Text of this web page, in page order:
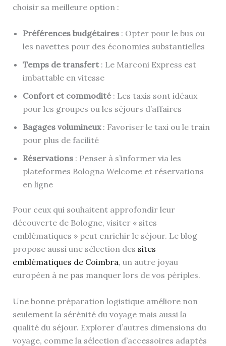
choisir sa meilleure option :
Préférences budgétaires: Opter pour le bus ou
les navettes pour des économies substantielles
Temps de transfert: Le Marconi Express est
imbattable en vitesse
Confort et commodité: Les taxis sont idéaux
pour les groupes ou les séjours d’affaires
Bagages volumineux: Favoriser le taxi ou le train
pour plus de facilité
Réservations: Penser à s’informer via les
plateformes Bologna Welcome et réservations
en ligne
Pour ceux qui souhaitent approfondir leur
découverte de Bologne, visiter « sites
emblématiques » peut enrichir le séjour. Le blog
propose aussi une sélection des sites
emblématiques de Coimbra, un autre joyau
européen à ne pas manquer lors de vos périples.
Une bonne préparation logistique améliore non
seulement la sérénité du voyage mais aussi la
qualité du séjour. Explorer d’autres dimensions du
voyage, comme la sélection d’accessoires adaptés